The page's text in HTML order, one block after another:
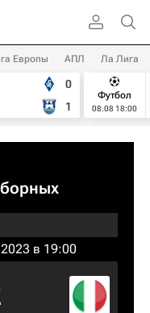
Европы АПЛ Ла Лига
0
1
Футбол
08.08 18:00
в 19:00